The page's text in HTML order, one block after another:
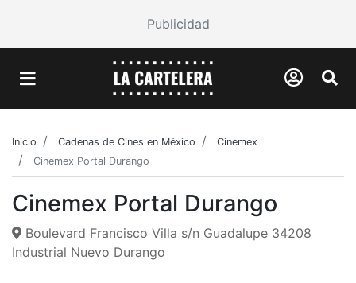
Publicidad
Inicio Cadenas de Cines en México
Cinemex
Cinemex Portal Durango
Cinemex Portal Durango
Boulevard Francisco Villa s/n Guadalupe 34208
Industrial Nuevo Durango